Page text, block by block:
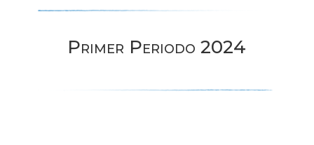
Primer Periodo 2024